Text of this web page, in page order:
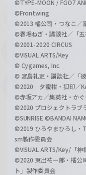
©TYPE-MOON / FGO7
©Frontwing
©2013 橘公司・つなこ／
©春場ねぎ・講談社／「五
©2001-2020 CIRCUS
©VISUAL ARTS/Key
© Cygames, Inc.
© 宮島礼吏・講談社／「
©2020 夕蜜柑・狐印／
©赤坂アカ／集英社・か
©2020 プロジェクトラブ
©SUNRISE ©BANDAI
©2019 ひろやまひろし・
sm製作委員会
©VISUAL ARTS/Key/「
©2020 東出祐一郎・橘公
ト」製作委員会